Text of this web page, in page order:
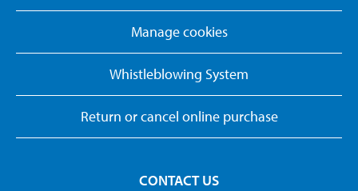
Manage cookies
Whistleblowing System
Return or cancel online purchase
CONTACT US